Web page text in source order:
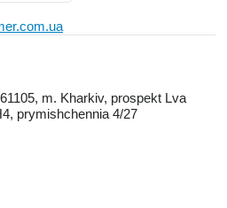
m. Kharkiv, prospekt Lva
prymishchennia 4/27